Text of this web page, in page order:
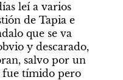
leí a varios
de Tapia e
que se va
y descarado,
salvo por un
tímido pero